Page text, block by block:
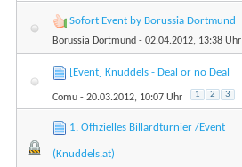
Sofort Event by Borussia Dortmund
Borussia Dortmund - 02.04.2012, 13:38 Uhr
[Event] Knuddels - Deal or no Deal
Comu - 20.03.2012, 10:07 Uhr 1 2 3
1. Offizielles Billardturnier /Event
(Knuddels.at)